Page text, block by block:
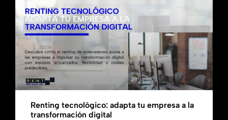
Renting tecnológico: adapta tu empresa a la
transformación digital